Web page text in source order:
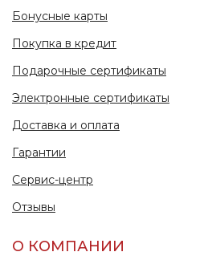
Бонусные карты
Покупка в кредит
Подарочные сертификаты
Электронные сертификаты
Доставка и оплата
Гарантии
Сервис-центр
Отзывы
О КОМПАНИИ